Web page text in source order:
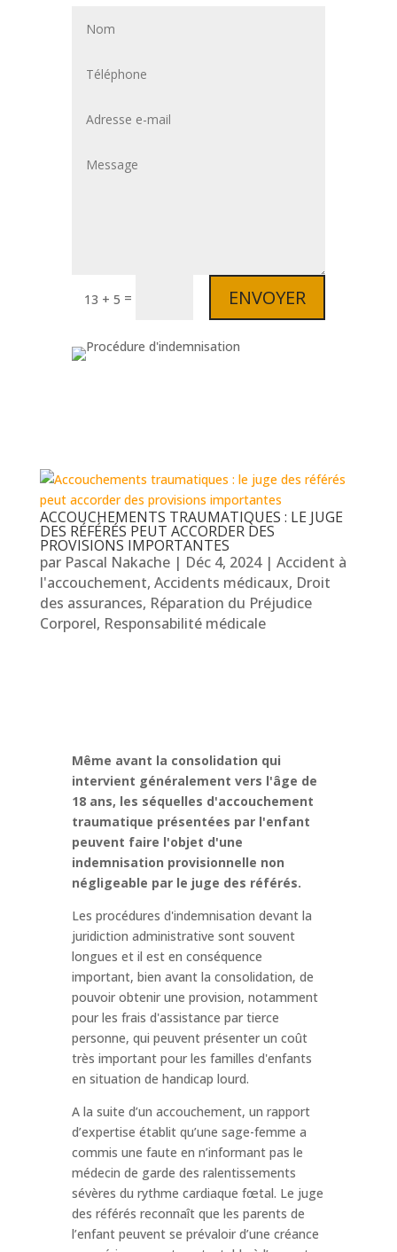
13 + 5 = ENVOYER
ACCOUCHEMENTS TRAUMATIQUES : LE JUGE
DES RÉFÉRÉS PEUT ACCORDER DES
PROVISIONS IMPORTANTES
par Pascal Nakache| Déc 4, 2024| Accident à
l'accouchement, Accidents médicaux, Droit
des assurances, Réparation du Préjudice
Corporel, Responsabilité médicale
Même avant la consolidation qui
intervient généralement vers l'âge de
18 ans, les séquelles d'accouchement
traumatique présentées par l'enfant
peuvent faire l'objet d'une
indemnisation provisionnelle non
négligeable par le juge des référés.
Les procédures d'indemnisation devant la
juridiction administrative sont souvent
longues et il est en conséquence
important, bien avant la consolidation, de
pouvoir obtenir une provision, notamment
pour les frais d'assistance par tierce
personne, qui peuvent présenter un coût
très important pour les familles d'enfants
en situation de handicap lourd.
A la suite d’un accouchement, un rapport
d’expertise établit qu’une sage-femme a
commis une faute en n’informant pas le
médecin de garde des ralentissements
sévères du rythme cardiaque fœtal. Le juge
des référés reconnaît que les parents de
l’enfant peuvent se prévaloir d’une créance